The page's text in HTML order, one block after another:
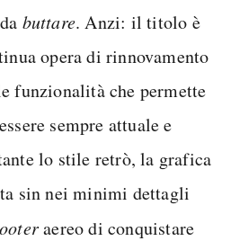
buttare. Anzi: il titolo è
opera di rinnovamento
funzionalità che permette
sempre attuale e
lo stile retrò, la grafica
sin nei minimi dettagli
aereo di conquistare